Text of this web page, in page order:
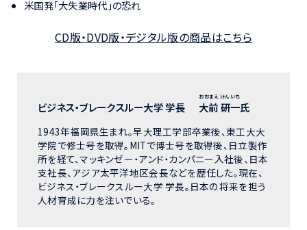
米国発「大失業時代」の恐れ
CD版・DVD版・デジタル版の商品はこちら
ビジネス・ブレークスルー大学 学長 大前 研一
おおまえ けんいち
氏
1943年福岡県生まれ。早大理工学部卒業後、東工大大
学院で修士号を取得。MITで博士号を取得後、日立製作
所を経て、マッキンゼー・アンド・カンパニー入社後、日本
支社長、アジア太平洋地区会長などを歴任した。現在、
ビジネス・ブレークスルー大学 学長。日本の将来を担う
人材育成に力を注いでいる。